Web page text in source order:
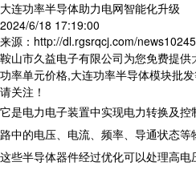
大连功率半导体助力电网智能化升级
2024/6/18 17:19:00
来源：http://dl.rgsrqcj.com/
鞍山市久益电子有限公司为您免费提供
功率单元价格,大连功率半导体模块批
请关注！
它是电力电子装置中实现电力转换及
路中的电压、电流、频率、导通状态等
这些半导体器件经过优化可以处理高